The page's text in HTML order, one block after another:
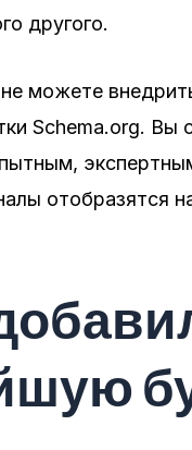
другого.
можете
Schema.org. Вы
отобразятся